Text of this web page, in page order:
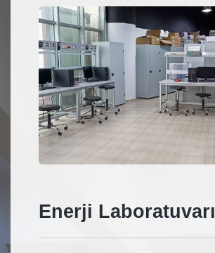
Enerji Laboratuvarı